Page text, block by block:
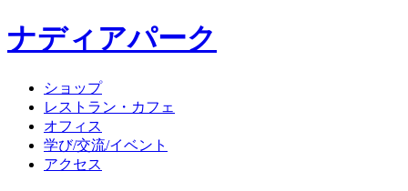
ナディアパーク
ショップ
レストラン・カフェ
オフィス
学び/交流/イベント
アクセス